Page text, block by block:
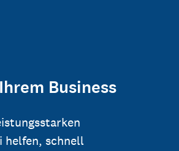
Business
helfen, schnell